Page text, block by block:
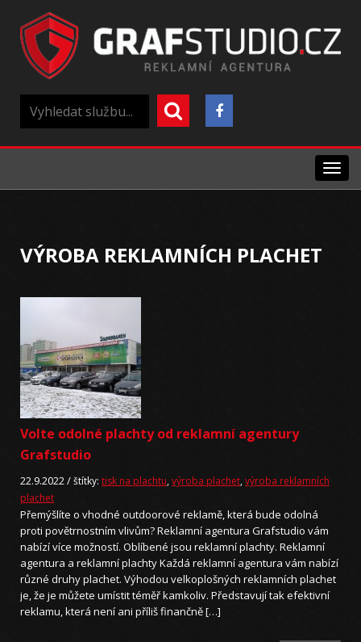
Menu
VÝROBA REKLAMNÍCH PLACHET
Volte odolné plachty od reklamní agentury
Grafstudio
22.9.2022 /štítky: tisk na plachtu,výroba plachet,výroba reklamních
plachet
Přemýšlíte o vhodné outdoorové reklamě, která bude odolná
proti povětrnostním vlivům? Reklamní agentura Grafstudio vám
nabízí více možností. Oblíbené jsou reklamní plachty. Reklamní
agentura a reklamní plachty Každá reklamní agentura vám nabízí
různé druhy plachet. Výhodou velkoplošných reklamních plachet
je, že je můžete umístit téměř kamkoliv. Představují tak efektivní
reklamu, která není ani příliš finančně […]